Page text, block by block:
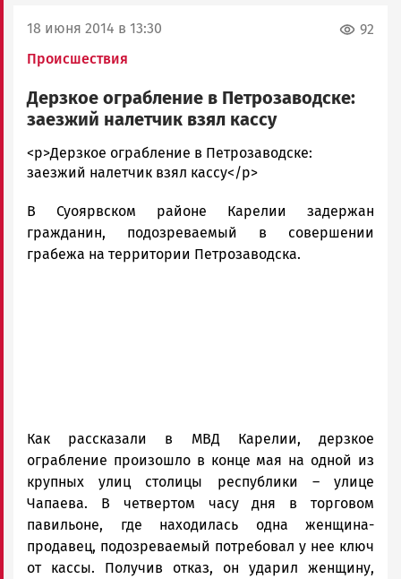
18 июня 2014 в 13:30
Происшествия
92
Дерзкое ограбление в Петрозаводске:
заезжий налетчик взял кассу
admintimur
Новости
и
Карелии
|
<p>Дерзкое ограбление в Петрозаводске:
заезжий налетчик взял кассу</p>
В Суоярвском районе Карелии задержан
гражданин, подозреваемый в совершении
грабежа на территории Петрозаводска.
Как рассказали в МВД Карелии, дерзкое
ограбление произошло в конце мая на одной из
крупных улиц столицы республики – улице
Чапаева. В четвертом часу дня в торговом
павильоне, где находилась одна женщина-
продавец, подозреваемый потребовал у нее ключ
от кассы. Получив отказ, он ударил женщину,